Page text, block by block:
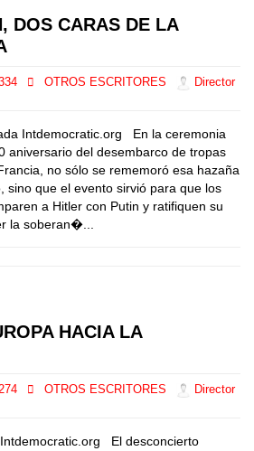
DOS CARAS DE LA
OTROS ESCRITORES
Director
Intdemocratic.org En la ceremonia
aniversario del desembarco de tropas
no sólo se rememoró esa hazaña
sino que el evento sirvió para que los
a Hitler con Putin y ratifiquen su
la soberan�...
HACIA LA
OTROS ESCRITORES
Director
El desconcierto